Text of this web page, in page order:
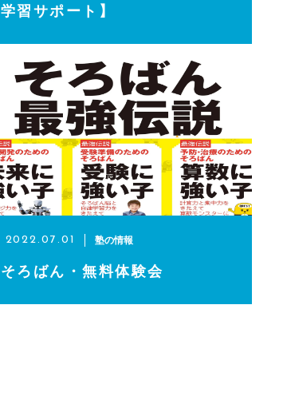
学習サポート】
2022.07.01 塾の情報
そろばん・無料体験会